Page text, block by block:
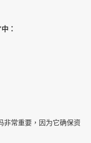
：
非常重要，因为它确保资